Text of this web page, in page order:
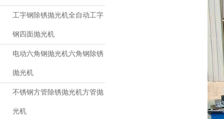
工字钢除锈抛光机全自动工字
钢四面抛光机
电动六角钢抛光机六角钢除锈
抛光机
不锈钢方管除锈抛光机方管抛
光机